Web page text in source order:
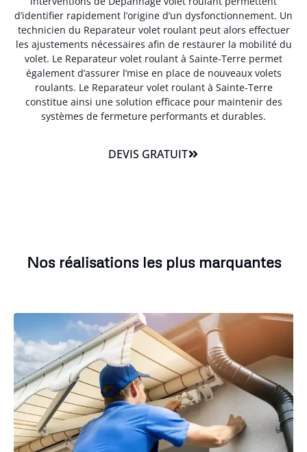
d’identifier rapidement l’origine d’un dysfonctionnement. Un
technicien du Reparateur volet roulant peut alors effectuer
les ajustements nécessaires afin de restaurer la mobilité du
volet. Le Reparateur volet roulant à Sainte-Terre permet
également d’assurer l’mise en place de nouveaux volets
roulants. Le Reparateur volet roulant à Sainte-Terre
constitue ainsi une solution efficace pour maintenir des
systèmes de fermeture performants et durables.
DEVIS GRATUIT
Nos réalisations les plus marquantes